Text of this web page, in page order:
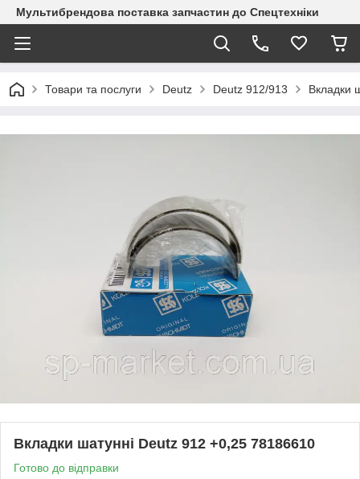
Мультибрендова поставка запчастин до Спецтехніки
Товари та послуги Deutz Deutz 912/913 Вкладки
Вкладки шатунні Deutz 912 +0,25 78186610
Готово до відправки